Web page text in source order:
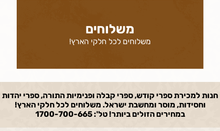
משלוחים
משלוחים לכל חלקי הארץ!
חנות למכירת ספרי קודש, ספרי קבלה ופנימיות התורה, ספרי יהדות
וחסידות, מוסר ומחשבת ישראל. משלוחים לכל חלקי הארץ!
במחירים הזולים ביותר! טל': 1700-700-665